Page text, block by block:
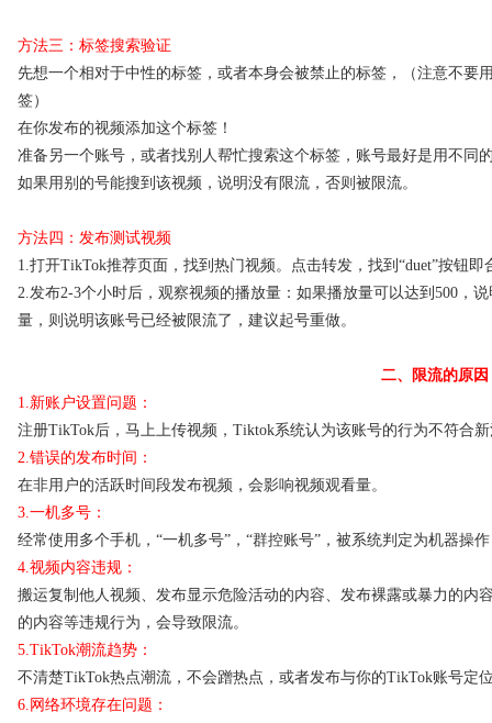
方法三：标签搜索验证
先想一个相对于中性的标签，或者本身会被禁止的标签，（注意不要
签）
在你发布的视频添加这个标签！
准备另一个账号，或者找别人帮忙搜索这个标签，账号最好是用不同
如果用别的号能搜到该视频，说明没有限流，否则被限流。
方法四：发布测试视频
1.打开TikTok推荐页面，找到热门视频。点击转发，找到“duet”按钮
2.发布2-3个小时后，观察视频的播放量：如果播放量可以达到500，
量，则说明该账号已经被限流了，建议起号重做。
二、限流的原因
1.新账户设置问题：
注册TikTok后，马上上传视频，Tiktok系统认为该账号的行为不符合
2.错误的发布时间：
在非用户的活跃时间段发布视频，会影响视频观看量。
3.一机多号：
经常使用多个手机，“一机多号”，“群控账号”，被系统判定为机器操
4.视频内容违规：
搬运复制他人视频、发布显示危险活动的内容、发布裸露或暴力的内
的内容等违规行为，会导致限流。
5.TikTok潮流趋势：
不清楚TikTok热点潮流，不会蹭热点，或者发布与你的TikTok账号定
6.网络环境存在问题：